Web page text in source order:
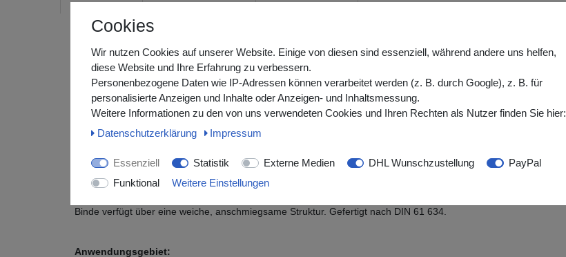
miro-mull glatt
Elastische Mullbinde, feine Struktur (Binden / Bandagen)
Zweckbestimmung:
Zur Fixierung von Verbänden, Polstermaterial, Kompressen, IV-Zugängen oder medizinische
Beschreibung:
Binde verfügt über eine weiche, anschmiegsame Struktur. Gefertigt nach DIN 61 634.
Anwendungsgebiet:
Cookies
Wir nutzen Cookies auf unserer Website. Einige von diesen sind essenziell, während andere uns helfen,
diese Website und Ihre Erfahrung zu verbessern.
Personenbezogene Daten wie IP-Adressen können verarbeitet werden (z. B. durch Google), z. B. für
personalisierte Anzeigen und Inhalte oder Anzeigen- und Inhaltsmessung.
Weitere Informationen zu den von uns verwendeten Cookies und Ihren Rechten als Nutzer finden Sie hier:
Daten­schutz­erklärung
Impressum
Essenziell Statistik Externe Medien DHL Wunschzustellung
PayPal
Funktional
Weitere Einstellungen